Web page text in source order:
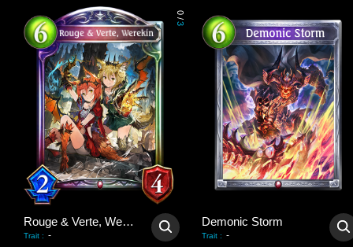
0
/
3
Rouge & Verte, Werekin
Trait : -
Demonic Storm
Trait : -